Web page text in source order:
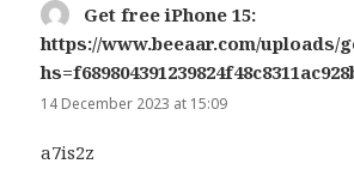
Get free iPhone 15:
https://www.beeaar.com/uploads/
14 December 2023 at 15:09
a7is2z